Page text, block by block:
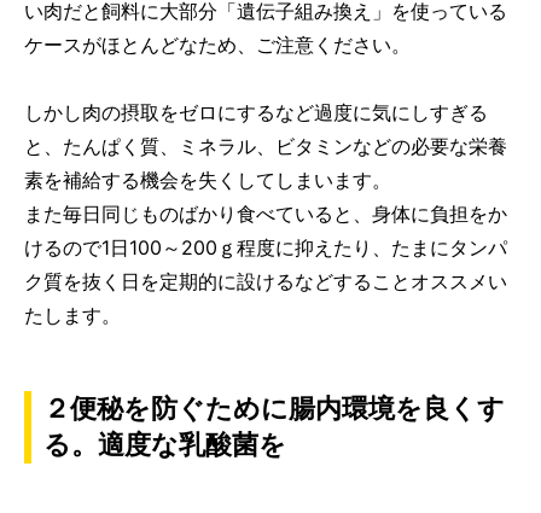
い肉だと飼料に大部分「遺伝子組み換え」を使っている
ケースがほとんどなため、ご注意ください。
しかし肉の摂取をゼロにするなど過度に気にしすぎる
と、たんぱく質、ミネラル、ビタミンなどの必要な栄養
素を補給する機会を失くしてしまいます。
また毎日同じものばかり食べていると、身体に負担をか
けるので1日100～200ｇ程度に抑えたり、たまにタンパ
ク質を抜く日を定期的に設けるなどすることオススメい
たします。
２便秘を防ぐために腸内環境を良くす
る。適度な乳酸菌を